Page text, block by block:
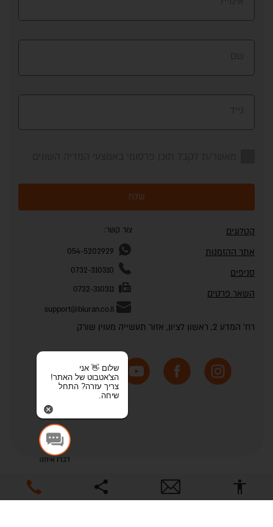
שלח
קטלוגים
אתר ההזמנות
סניפים
השאר פרטים
צור קשר:
054-5202929
0732-310310
0732-310311
support@bluran.co.il
רח' המדע 2, ראשון לציון, אזור תעשייה מעוין שורק
שלום 👋 אני
הצ'אטבוט של האתר!
צריך עזרה? התחל
שיחה.